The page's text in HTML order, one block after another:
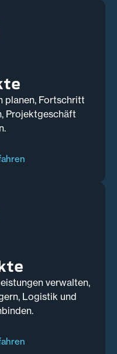
planen, Fortschritt
Projektgeschäft
verwalten,
Logistik und